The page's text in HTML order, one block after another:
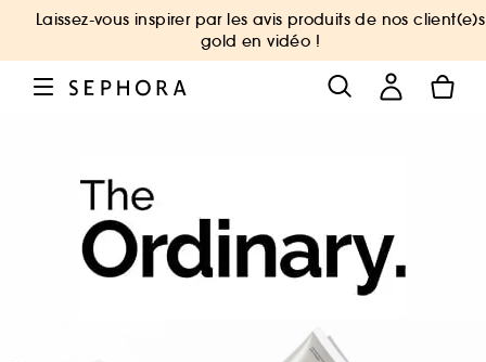
Laissez-vous inspirer par les avis produits de nos client(e)s
gold en vidéo !